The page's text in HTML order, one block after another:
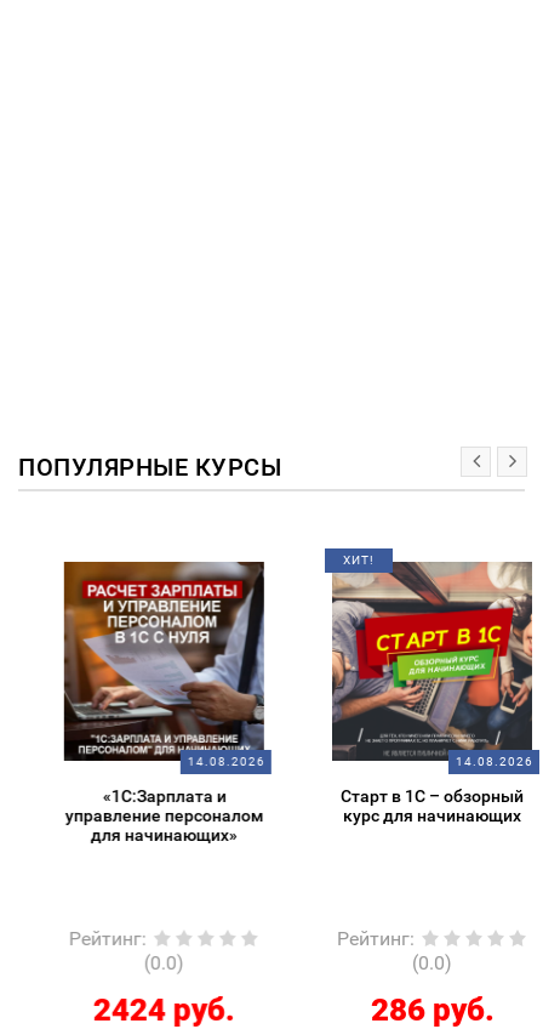
ПОПУЛЯРНЫЕ КУРСЫ
14.08.2026
«1С:Зарплата и
управление персоналом
для начинающих»
Рейтинг:
(0.0)
2424 руб.
ХИТ!
14.08.2026
Старт в 1С – обзорный
курс для начинающих
Рейтинг:
(0.0)
286 руб.